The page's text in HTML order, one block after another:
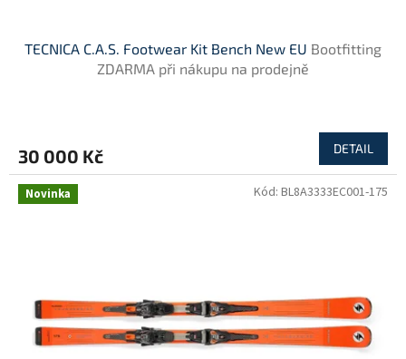
TECNICA C.A.S. Footwear Kit Bench New EU Bootfitting
ZDARMA při nákupu na prodejně
30 000 Kč DETAIL
Novinka Kód: BL8A3333EC001-175